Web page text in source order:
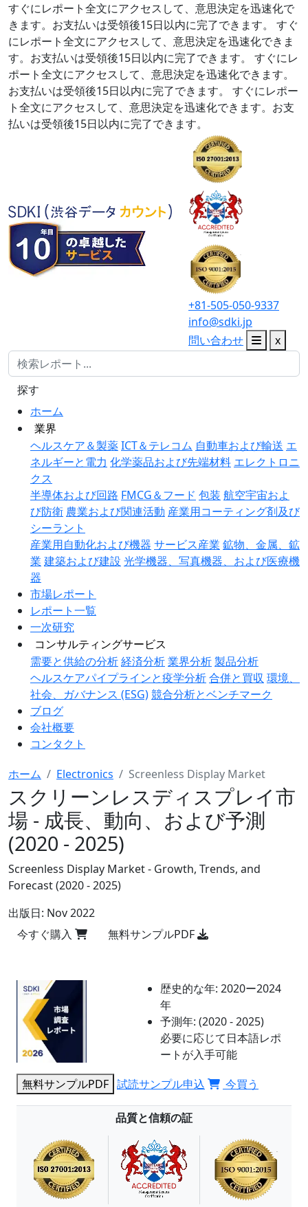
すぐにレポート全文にアクセスして、意思決定を迅速化で
きます。お支払いは受領後15日以内に完了できます。
すぐ
にレポート全文にアクセスして、意思決定を迅速化できま
す。お支払いは受領後15日以内に完了できます。
すぐにレ
ポート全文にアクセスして、意思決定を迅速化できます。
お支払いは受領後15日以内に完了できます。
すぐにレポー
ト全文にアクセスして、意思決定を迅速化できます。お支
払いは受領後15日以内に完了できます。
+81-505-050-9337
info@sdki.jp
問い合わせ
x
ホーム
業界
ヘルスケア＆製薬ICT＆テレコム 自動車および輸送 エ
ネルギーと電力 化学薬品および先端材料 エレクトロニ
クス
半導体および回路 FMCG＆フード 包装 航空宇宙およ
び防衛 農業および関連活動 産業用コーティング剤及び
シーラント
産業用自動化および機器 サービス産業 鉱物、金属、鉱
業 建築および建設 光学機器、写真機器、および医療機
器
市場レポート
レポート一覧
一次研究
コンサルティングサービス
需要と供給の分析経済分析業界分析製品分析
ヘルスケアパイプラインと疫学分析合併と買収 環境、
社会、ガバナンス (ESG)競合分析とベンチマーク
ブログ
会社概要
コンタクト
探す
ホーム Electronics Screenless Display Market
スクリーンレスディスプレイ市
場 - 成長、動向、および予測
(2020 - 2025)
Screenless Display Market - Growth, Trends, and
Forecast (2020 - 2025)
出版日: Nov 2022
今すぐ購入
無料サンプルPDF
歴史的な年: 2020ー2024
年
予測年: (2020 - 2025)
必要に応じて日本語レポ
ートが入手可能
無料サンプルPDF 試読サンプル申込 今買う
品質と信頼の証